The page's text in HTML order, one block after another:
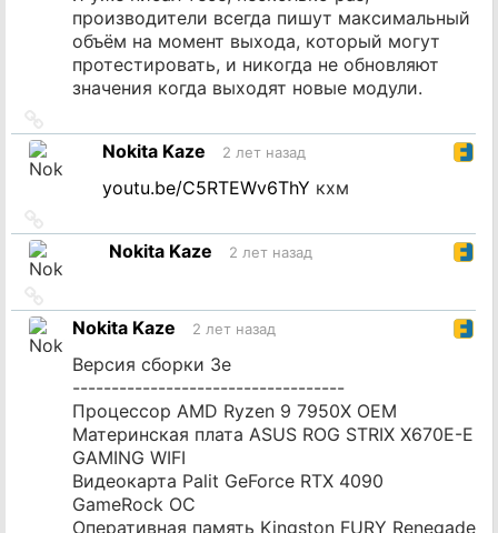
производители всегда пишут максимальный
объём на момент выхода, который могут
протестировать, и никогда не обновляют
значения когда выходят новые модули.
на
источникNokita Kaze 2 лет назад
youtu.be/C5RTEWv6ThY кхм
на
источникNokita Kaze 2 лет назад
на
источник
Nokita Kaze 2 лет назад
Версия сборки 3e
-----------------------------------
Процессор AMD Ryzen 9 7950X OEM
Материнская плата ASUS ROG STRIX X670E-E
GAMING WIFI
Видеокарта Palit GeForce RTX 4090
GameRock OC
Оперативная память Kingston FURY Renegade